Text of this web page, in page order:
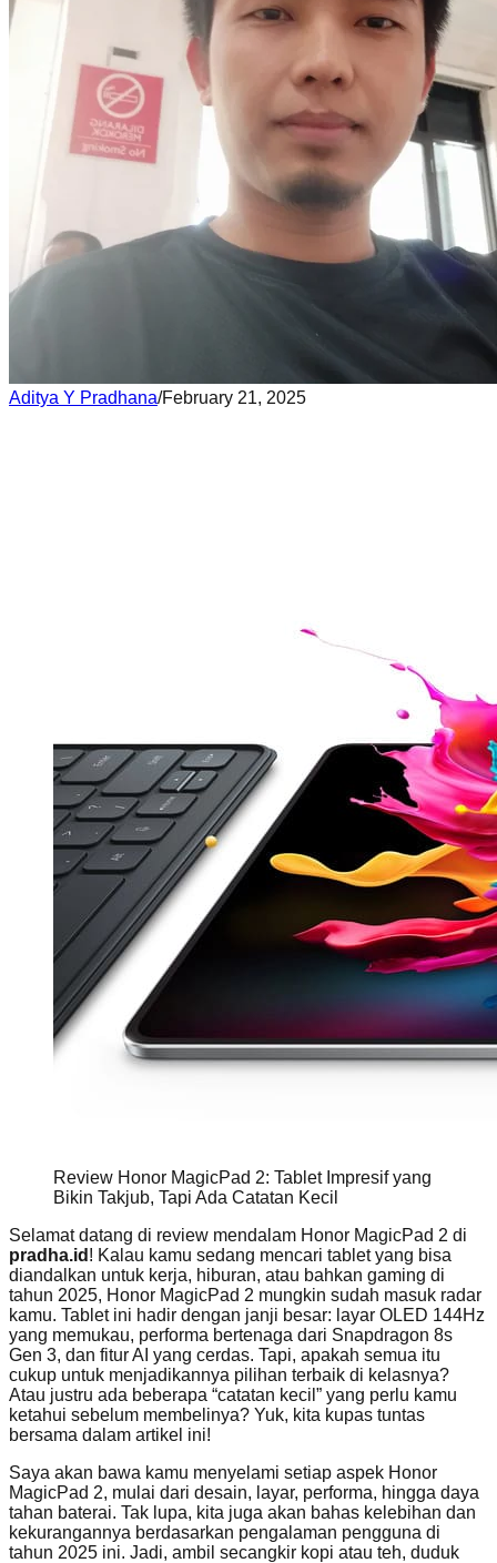
Aditya Y Pradhana/February 21, 2025
Review Honor MagicPad 2: Tablet Impresif yang
Bikin Takjub, Tapi Ada Catatan Kecil
Selamat datang di review mendalam Honor MagicPad 2 di
pradha.id ! Kalau kamu sedang mencari tablet yang bisa
diandalkan untuk kerja, hiburan, atau bahkan gaming di
tahun 2025, Honor MagicPad 2 mungkin sudah masuk radar
kamu. Tablet ini hadir dengan janji besar: layar OLED 144Hz
yang memukau, performa bertenaga dari Snapdragon 8s
Gen 3, dan fitur AI yang cerdas. Tapi, apakah semua itu
cukup untuk menjadikannya pilihan terbaik di kelasnya?
Atau justru ada beberapa “catatan kecil” yang perlu kamu
ketahui sebelum membelinya? Yuk, kita kupas tuntas
bersama dalam artikel ini!
Saya akan bawa kamu menyelami setiap aspek Honor
MagicPad 2, mulai dari desain, layar, performa, hingga daya
tahan baterai. Tak lupa, kita juga akan bahas kelebihan dan
kekurangannya berdasarkan pengalaman pengguna di
tahun 2025 ini. Jadi, ambil secangkir kopi atau teh, duduk